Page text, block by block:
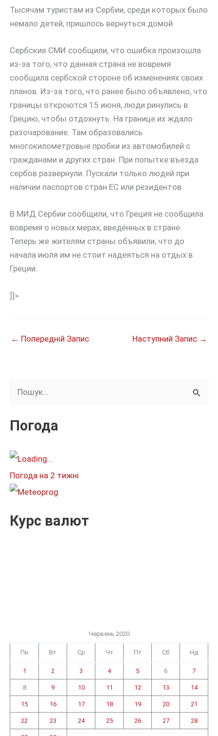
Тысячам туристам из Сербии, среди которых было
немало детей, пришлось вернуться домой.
Сербские СМИ сообщили, что ошибка произошла
из-за того, что данная страна не вовремя
сообщила сербской стороне об изменениях своих
планов. Из-за того, что ранее было объявлено, что
границы откроются 15 июня, люди ринулись в
Грецию, чтобы отдохнуть. На границе их ждало
разочарование. Там образовались
многокилометровые пробки из автомобилей с
гражданами и других стран. При попытке въезда
сербов развернули. Пускали только людей при
наличии паспортов стран ЕС или резидентов.
В МИД Сербии сообщили, что Греция не сообщила
вовремя о новых мерах, введённых в стране.
Теперь же жителям страны объявили, что до
начала июля им не стоит надеяться на отдых в
Греции.
]]>
← Попередній Запис Наступний Запис →
к
т
:
Погода
Погода на 2 тижні
Курс валют
Червень 2020
Пн Вт Ср Чт Пт Сб Нд
1 2 3 4 5 6 7
8 9 10 11 12 13 14
15 16 17 18 19 20 21
22 23 24 25 26 27 28